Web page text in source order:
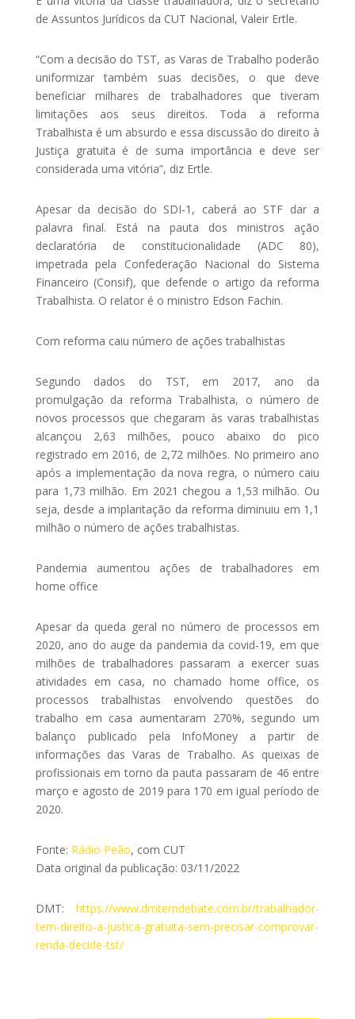
de Assuntos Jurídicos da CUT Nacional, Valeir Ertle.
“Com a decisão do TST, as Varas de Trabalho poderão
uniformizar também suas decisões, o que deve
beneficiar milhares de trabalhadores que tiveram
limitações aos seus direitos. Toda a reforma
Trabalhista é um absurdo e essa discussão do direito à
Justiça gratuita é de suma importância e deve ser
considerada uma vitória”, diz Ertle.
Apesar da decisão do SDI-1, caberá ao STF dar a
palavra final. Está na pauta dos ministros ação
declaratória de constitucionalidade (ADC 80),
impetrada pela Confederação Nacional do Sistema
Financeiro (Consif), que defende o artigo da reforma
Trabalhista. O relator é o ministro Edson Fachin.
Com reforma caiu número de ações trabalhistas
Segundo dados do TST, em 2017, ano da
promulgação da reforma Trabalhista, o número de
novos processos que chegaram às varas trabalhistas
alcançou 2,63 milhões, pouco abaixo do pico
registrado em 2016, de 2,72 milhões. No primeiro ano
após a implementação da nova regra, o número caiu
para 1,73 milhão. Em 2021 chegou a 1,53 milhão. Ou
seja, desde a implantação da reforma diminuiu em 1,1
milhão o número de ações trabalhistas.
Pandemia aumentou ações de trabalhadores em
home office
Apesar da queda geral no número de processos em
2020, ano do auge da pandemia da covid-19, em que
milhões de trabalhadores passaram a exercer suas
atividades em casa, no chamado home office, os
processos trabalhistas envolvendo questões do
trabalho em casa aumentaram 270%, segundo um
balanço publicado pela InfoMoney a partir de
informações das Varas de Trabalho. As queixas de
profissionais em torno da pauta passaram de 46 entre
março e agosto de 2019 para 170 em igual período de
2020.
Fonte: Rádio Peão, com CUT
Data original da publicação: 03/11/2022
DMT:https://www.dmtemdebate.com.br/trabalhador-
tem-direito-a-justica-gratuita-sem-precisar-comprovar-
renda-decide-tst/